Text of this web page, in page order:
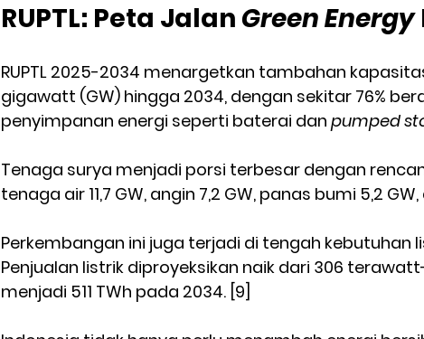
RUPTL: Peta Jalan Green Energy
RUPTL 2025-2034 menargetkan tambahan
gigawatt (GW) hingga 2034, dengan sekitar 76%
penyimpanan energi seperti baterai dan pumped
Tenaga surya menjadi porsi terbesar dengan
tenaga air 11,7 GW, angin 7,2 GW, panas bumi 5,2
Perkembangan ini juga terjadi di tengah kebutuhan
Penjualan listrik diproyeksikan naik dari 306
menjadi 511 TWh pada 2034. [9]